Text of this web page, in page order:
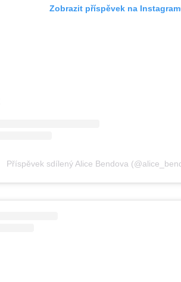
Zobrazit příspěvek na
Příspěvek sdílený Alice Bendova